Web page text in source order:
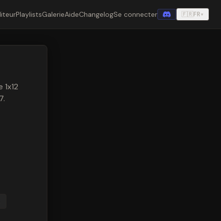
PlaylistsGalerieAideChangelogSe connecter 🇫🇷FR▾